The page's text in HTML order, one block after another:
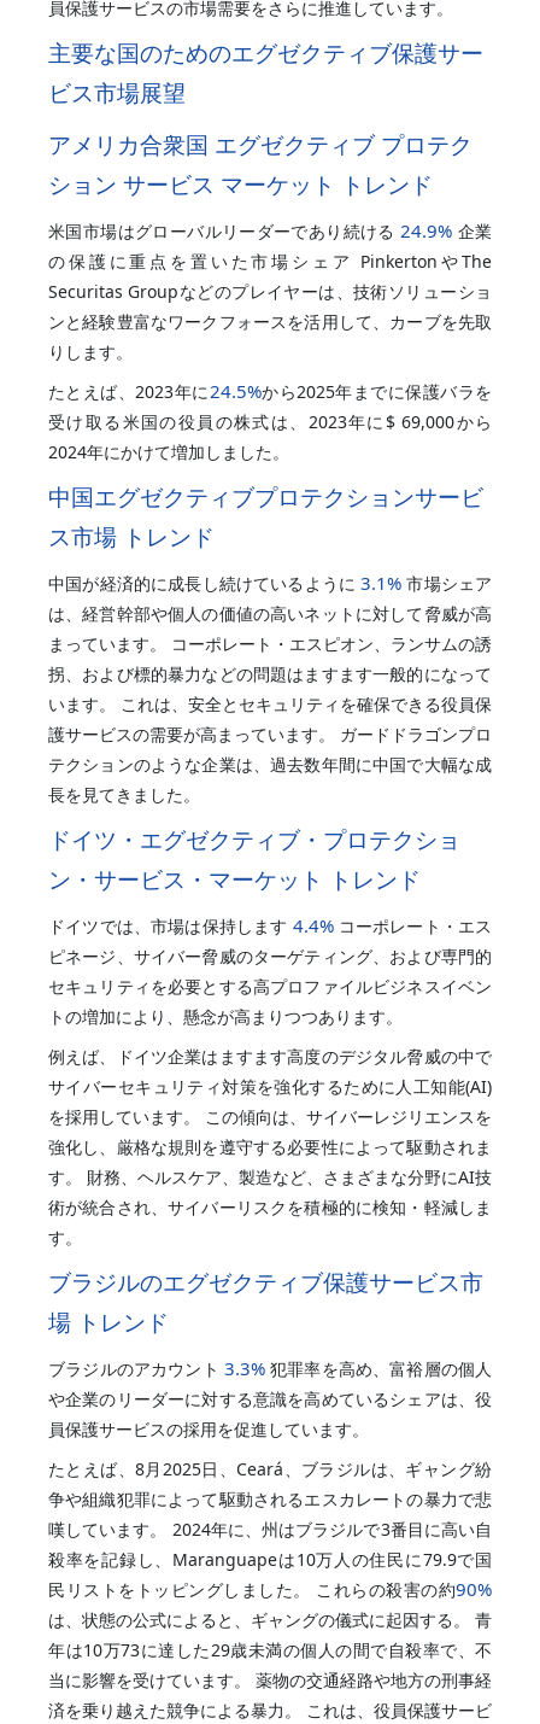
員保護サービスの市場需要をさらに推進しています。
主要な国のためのエグゼクティブ保護サー
ビス市場展望
アメリカ合衆国 エグゼクティブ プロテク
ション サービス マーケット トレンド
米国市場はグローバルリーダーであり続ける24.9% 企業
の保護に重点を置いた市場シェア PinkertonやThe
Securitas Groupなどのプレイヤーは、技術ソリューショ
ンと経験豊富なワークフォースを活用して、カーブを先取
りします。
たとえば、2023年に24.5%から2025年までに保護バラを
受け取る米国の役員の株式は、2023年に$ 69,000から
2024年にかけて増加しました。
中国エグゼクティブプロテクションサービ
ス市場 トレンド
中国が経済的に成長し続けているように3.1% 市場シェア
は、経営幹部や個人の価値の高いネットに対して脅威が高
まっています。 コーポレート・エスピオン、ランサムの誘
拐、および標的暴力などの問題はますます一般的になって
います。 これは、安全とセキュリティを確保できる役員保
護サービスの需要が高まっています。 ガードドラゴンプロ
テクションのような企業は、過去数年間に中国で大幅な成
長を見てきました。
ドイツ・エグゼクティブ・プロテクショ
ン・サービス・マーケット トレンド
ドイツでは、市場は保持します 4.4% コーポレート・エス
ピネージ、サイバー脅威のターゲティング、および専門的
セキュリティを必要とする高プロファイルビジネスイベン
トの増加により、懸念が高まりつつあります。
例えば、ドイツ企業はますます高度のデジタル脅威の中で
サイバーセキュリティ対策を強化するために人工知能(AI)
を採用しています。 この傾向は、サイバーレジリエンスを
強化し、厳格な規則を遵守する必要性によって駆動されま
す。 財務、ヘルスケア、製造など、さまざまな分野にAI技
術が統合され、サイバーリスクを積極的に検知・軽減しま
す。
ブラジルのエグゼクティブ保護サービス市
場 トレンド
ブラジルのアカウント 3.3% 犯罪率を高め、富裕層の個人
や企業のリーダーに対する意識を高めているシェアは、役
員保護サービスの採用を促進しています。
たとえば、8月2025日、Ceará、ブラジルは、ギャング紛
争や組織犯罪によって駆動されるエスカレートの暴力で悲
嘆しています。 2024年に、州はブラジルで3番目に高い自
殺率を記録し、Maranguapeは10万人の住民に79.9で国
民リストをトッピングしました。 これらの殺害の約90%
は、状態の公式によると、ギャングの儀式に起因する。 青
年は10万73に達した29歳未満の個人の間で自殺率で、不
当に影響を受けています。 薬物の交通経路や地方の刑事経
済を乗り越えた競争による暴力。 これは、役員保護サービ